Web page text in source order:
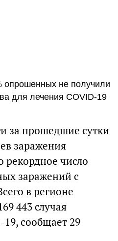
опрошенных не получили
для лечения COVID-19
за прошедшие сутки
заражения
рекордное число
заражений с
в регионе
443 случая
19, сообщает 29